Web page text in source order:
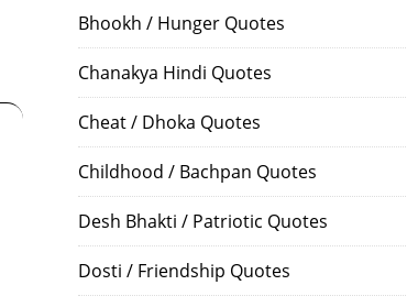
Bhookh / Hunger Quotes
Chanakya Hindi Quotes
Cheat / Dhoka Quotes
Childhood / Bachpan Quotes
Desh Bhakti / Patriotic Quotes
Dosti / Friendship Quotes